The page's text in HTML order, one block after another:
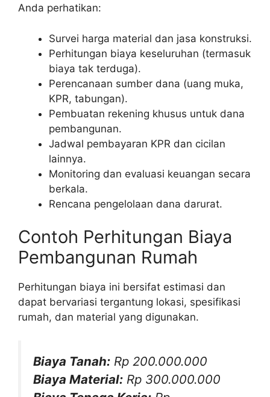
Anda perhatikan:
Survei harga material dan jasa konstruksi.
Perhitungan biaya keseluruhan (termasuk
biaya tak terduga).
Perencanaan sumber dana (uang muka,
KPR, tabungan).
Pembuatan rekening khusus untuk dana
pembangunan.
Jadwal pembayaran KPR dan cicilan
lainnya.
Monitoring dan evaluasi keuangan secara
berkala.
Rencana pengelolaan dana darurat.
Contoh Perhitungan Biaya
Pembangunan Rumah
Perhitungan biaya ini bersifat estimasi dan
dapat bervariasi tergantung lokasi, spesifikasi
rumah, dan material yang digunakan.
Biaya Tanah: Rp 200.000.000
Biaya Material: Rp 300.000.000